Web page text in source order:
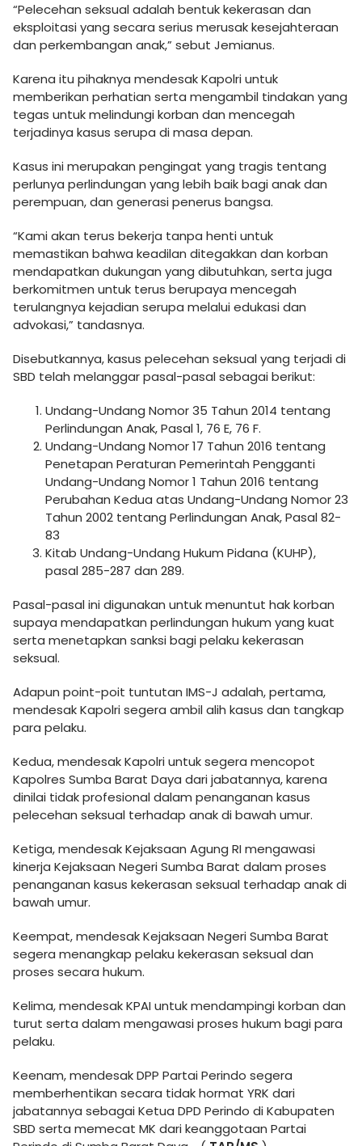
“Pelecehan seksual adalah bentuk kekerasan dan
eksploitasi yang secara serius merusak kesejahteraan
dan perkembangan anak,” sebut Jemianus.
Karena itu pihaknya mendesak Kapolri untuk
memberikan perhatian serta mengambil tindakan yang
tegas untuk melindungi korban dan mencegah
terjadinya kasus serupa di masa depan.
Kasus ini merupakan pengingat yang tragis tentang
perlunya perlindungan yang lebih baik bagi anak dan
perempuan, dan generasi penerus bangsa.
“Kami akan terus bekerja tanpa henti untuk
memastikan bahwa keadilan ditegakkan dan korban
mendapatkan dukungan yang dibutuhkan, serta juga
berkomitmen untuk terus berupaya mencegah
terulangnya kejadian serupa melalui edukasi dan
advokasi,” tandasnya.
Disebutkannya, kasus pelecehan seksual yang terjadi di
SBD telah melanggar pasal-pasal sebagai berikut:
Undang-Undang Nomor 35 Tahun 2014 tentang
Perlindungan Anak, Pasal 1, 76 E, 76 F.
Undang-Undang Nomor 17 Tahun 2016 tentang
Penetapan Peraturan Pemerintah Pengganti
Undang-Undang Nomor 1 Tahun 2016 tentang
Perubahan Kedua atas Undang-Undang Nomor 23
Tahun 2002 tentang Perlindungan Anak, Pasal 82-
83
Kitab Undang-Undang Hukum Pidana (KUHP),
pasal 285-287 dan 289.
Pasal-pasal ini digunakan untuk menuntut hak korban
supaya mendapatkan perlindungan hukum yang kuat
serta menetapkan sanksi bagi pelaku kekerasan
seksual.
Adapun point-poit tuntutan IMS-J adalah, pertama,
mendesak Kapolri segera ambil alih kasus dan tangkap
para pelaku.
Kedua, mendesak Kapolri untuk segera mencopot
Kapolres Sumba Barat Daya dari jabatannya, karena
dinilai tidak profesional dalam penanganan kasus
pelecehan seksual terhadap anak di bawah umur.
Ketiga, mendesak Kejaksaan Agung RI mengawasi
kinerja Kejaksaan Negeri Sumba Barat dalam proses
penanganan kasus kekerasan seksual terhadap anak di
bawah umur.
Keempat, mendesak Kejaksaan Negeri Sumba Barat
segera menangkap pelaku kekerasan seksual dan
proses secara hukum.
Kelima, mendesak KPAI untuk mendampingi korban dan
turut serta dalam mengawasi proses hukum bagi para
pelaku.
Keenam, mendesak DPP Partai Perindo segera
memberhentikan secara tidak hormat YRK dari
jabatannya sebagai Ketua DPD Perindo di Kabupaten
SBD serta memecat MK dari keanggotaan Partai